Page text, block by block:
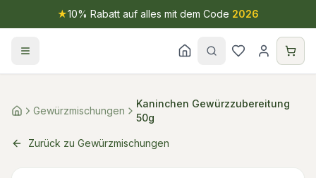
★10% Rabatt auf alles mit dem Code 2026
Gewürzmischungen
Kaninchen Gewürzzubereitung
50g
Zurück zu Gewürzmischungen